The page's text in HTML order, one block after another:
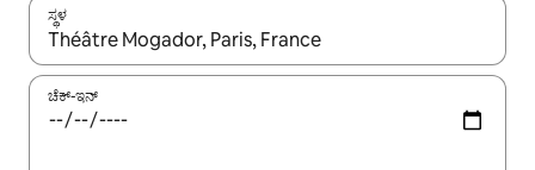
ಸ್ಥಳ
ಫಲಿತಾಂಶಗಳು ಲಭ್ಯವಿರುವಾಗ, ಅಪ್ ಮತ್ತು ಡೌನ್ ಬಾಣದ ಕೀಲಿಗಳೊಂದಿಗೆ
ಚೆಕ್-ಇನ್